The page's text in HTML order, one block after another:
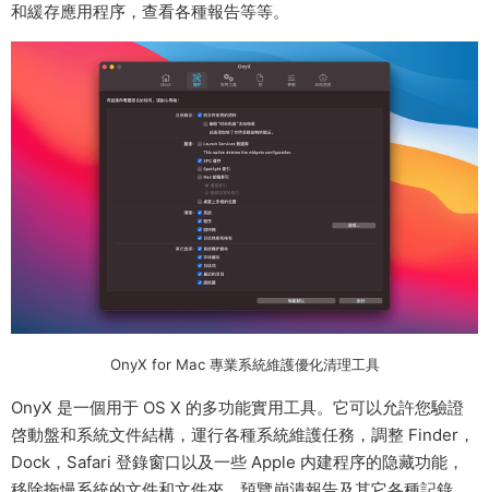
和緩存應用程序，查看各種報告等等。
OnyX for Mac 專業系統維護優化清理工具
OnyX 是一個用于 OS X 的多功能實用工具。它可以允許您驗證
啓動盤和系統文件結構，運行各種系統維護任務，調整 Finder，
Dock，Safari 登錄窗口以及一些 Apple 内建程序的隐藏功能，